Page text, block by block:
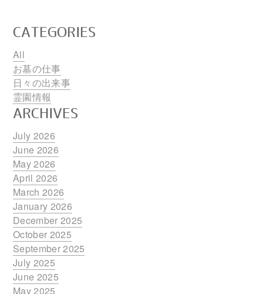
CATEGORIES
All
お墓の仕事
日々の出来事
霊園情報
ARCHIVES
July 2026
June 2026
May 2026
April 2026
March 2026
January 2026
December 2025
October 2025
September 2025
July 2025
June 2025
May 2025